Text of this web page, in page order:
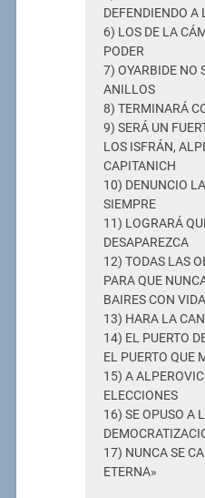
DEFENDIENDO A
6) LOS DE LA
PODER
7) OYARBIDE NO
ANILLOS
8) TERMINARÁ
9) SERÁ UN
LOS ISFRÁN,
CAPITANICH
10) DENUNCIO
SIEMPRE
11) LOGRARÁ
DESAPAREZCA
12) TODAS LAS
PARA QUE
BAIRES CON
13) HARA LA
14) EL PUERTO
EL PUERTO QUE
15) A
ELECCIONES
16) SE OPUSO A
17) NUNCA SE
ETERNA»